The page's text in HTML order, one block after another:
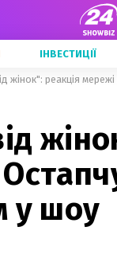
ІНВЕСТИЦІЇ
жінок": реакція
у шоу